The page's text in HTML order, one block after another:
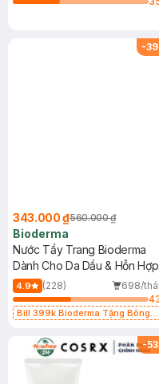
-39
343.000 ₫560.000 ₫
Bioderma
Nước Tẩy Trang Bioderma
Dành Cho Da Dầu & Hỗn Hợp
500ml
4.9 (228)
698/
Bill 399k Bioderma Tặng Bông
-53